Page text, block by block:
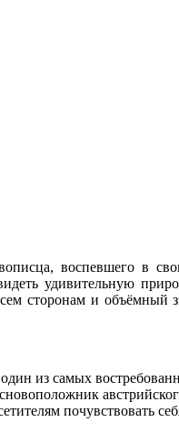
воспевшего в
удивительную
и объёмный
из самых
почувствовать